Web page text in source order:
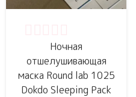
Ночная
отшелушивающая
маска Round lab 1025
Dokdo Sleeping Pack